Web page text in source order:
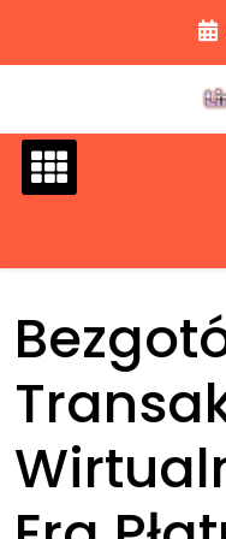
content